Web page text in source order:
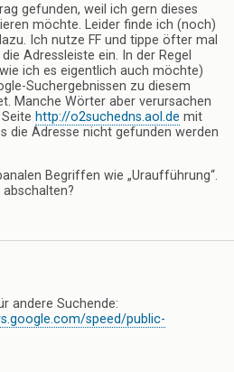
gefunden, weil ich gern dieses
möchte. Leider finde ich (noch)
Ich nutze FF und tippe öfter mal
Adressleiste ein. In der Regel
ich es eigentlich auch möchte)
Suchergebnissen zu diesem
Manche Wörter aber verursachen
http://o2suchedns.aol.de mit
die Adresse nicht gefunden werden
Begriffen wie „Uraufführung“.
andere Suchende:
speed/public-